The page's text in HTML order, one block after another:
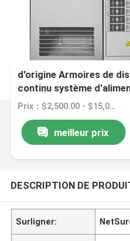
Module de réglage de
d'origine Armoires de
continu système
continu Emerson
Prix：$2,500.00 - $15,000.00/sets
meilleur prix
DESCRIPTION DE
Surligner: